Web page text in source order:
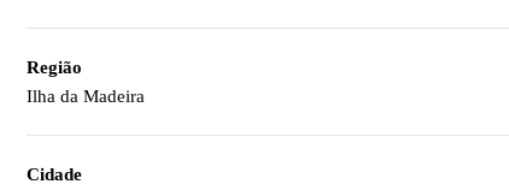
Região
Ilha da Madeira
Cidade